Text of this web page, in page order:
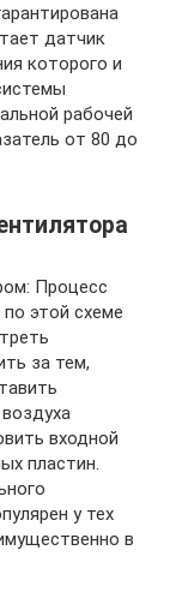
датчик
которого и
рабочей
от 80 до
Процесс
этой схеме
за тем,
входной
пластин.
у тех
в